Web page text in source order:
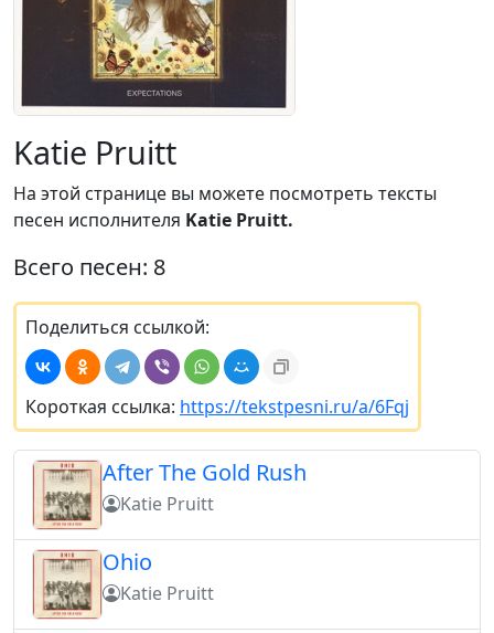
Katie Pruitt
На этой странице вы можете посмотреть тексты
песен исполнителя Katie Pruitt.
Всего песен: 8
Поделиться ссылкой:
Короткая ссылка: https://tekstpesni.ru/a/6Fqj
After The Gold Rush
Katie Pruitt
Ohio
Katie Pruitt